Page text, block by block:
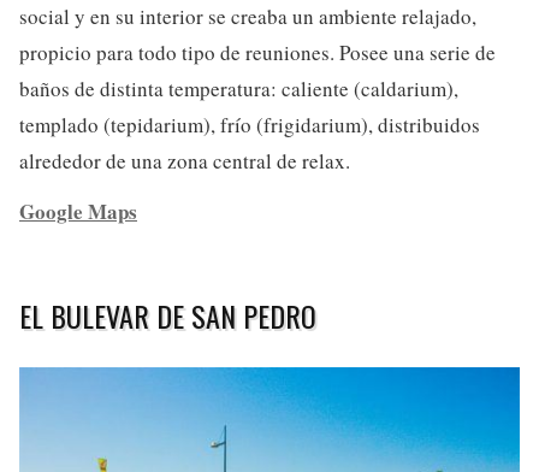
social y en su interior se creaba un ambiente relajado,
propicio para todo tipo de reuniones. Posee una serie de
baños de distinta temperatura: caliente (caldarium),
templado (tepidarium), frío (frigidarium), distribuidos
alrededor de una zona central de relax.
Google Maps
EL BULEVAR DE SAN PEDRO